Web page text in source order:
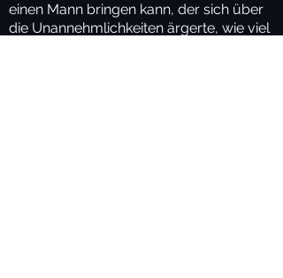
einen Mann bringen kann, der sich über
die Unannehmlichkeiten ärgerte, wie viel